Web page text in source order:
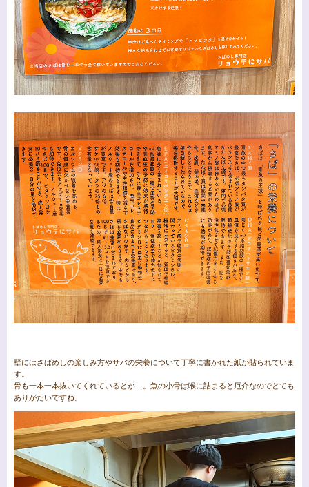
壁にはさばめしの楽しみ方やサバの栄養について丁寧に書かれた紙が貼られていま
す。
骨も一本一本抜いてくれているとか…。魚の小骨は喉に詰まると厄介なのでとても
ありがたいですね。